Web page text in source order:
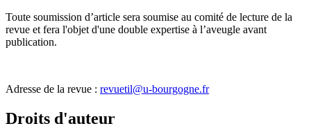
Toute soumission d’article sera soumise au comité de lecture de la
revue et fera l'objet d'une double expertise à l’aveugle avant
publication.
Adresse de la revue : revuetil@u-bourgogne.fr
Droits d'auteur